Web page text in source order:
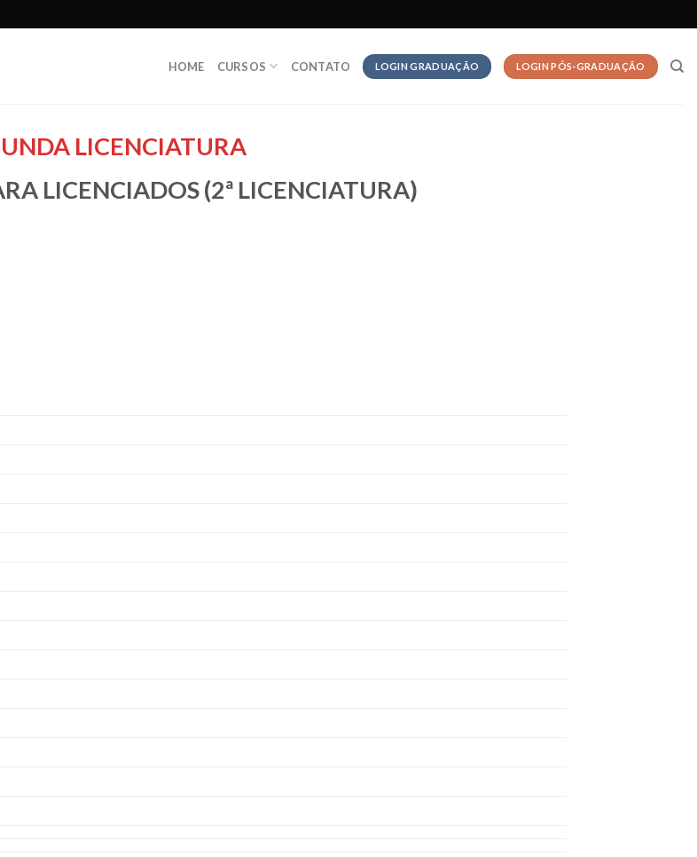
HOME CURSOS CONTATO LOGIN GRADUAÇÃO LOGIN PÓS-GRADUAÇÃO
LICENCIATURA
LICENCIADOS (2ª LICENCIATURA)